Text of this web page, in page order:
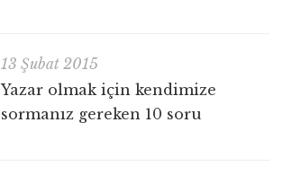
13 Şubat 2015
Yazar olmak için kendimize
sormanız gereken 10 soru